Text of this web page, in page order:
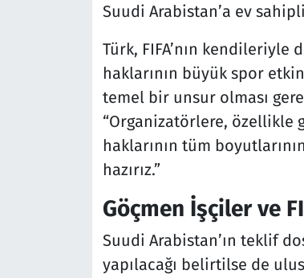
Suudi Arabistan’a ev
Türk, FIFA’nın
haklarının büyük spor
temel bir unsur olması
“Organizatörlere, özellikle
haklarının tüm
hazırız.”
Göçmen İşçiler ve
Suudi Arabistan’ın teklif
yapılacağı belirtilse de